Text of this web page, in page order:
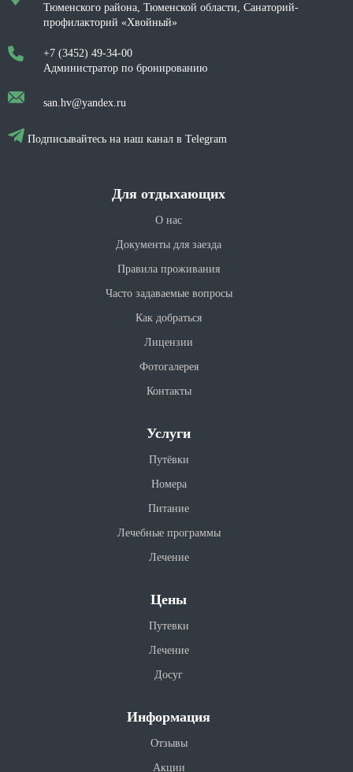
Тюменского района, Тюменской области, Санаторий-
профилакторий «Хвойный»
+7 (3452) 49-34-00
Администратор по бронированию
san.hv@yandex.ru
Подписывайтесь на наш канал в Telegram
Для отдыхающих
О нас
Документы для заезда
Правила проживания
Часто задаваемые вопросы
Как добраться
Лицензии
Фотогалерея
Контакты
Услуги
Путёвки
Номера
Питание
Лечебные программы
Лечение
Цены
Путевки
Лечение
Досуг
Информация
Отзывы
Акции